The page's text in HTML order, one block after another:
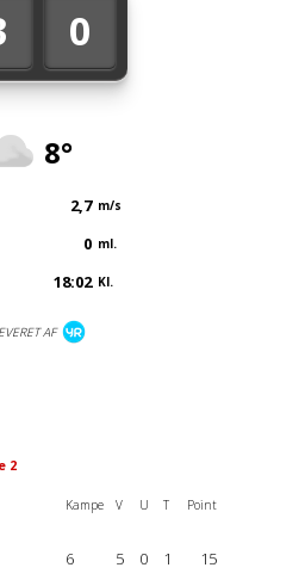
0
8°
2,7 m/s
0 ml.
18:02 Kl.
AF
2
Kampe V U T Point
6 5 0 1 15